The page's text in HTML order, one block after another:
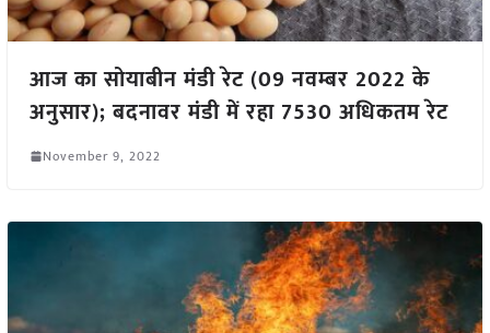
आज का सोयाबीन मंडी रेट (09 नवम्बर 2022 के
अनुसार); बदनावर मंडी में रहा 7530 अधिकतम रेट
November 9, 2022